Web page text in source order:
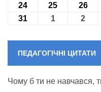
24 24.08.2026
25 25.08.2026
26
31 31.08.2026
101.09.2026
2
ПЕДАГОГІЧНІ ЦИТАТИ
Чому б ти не навчався,